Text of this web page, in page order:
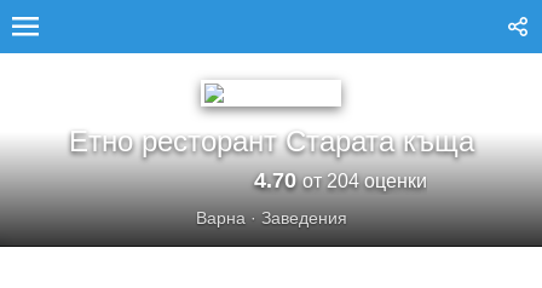
Етно ресторант Старата къща
4.70от 204 оценки
Варна· Заведения